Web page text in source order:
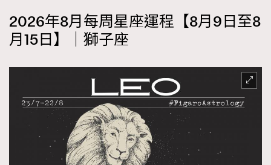
2026年8月每周星座運程【8月9日至8
月15日】｜獅子座